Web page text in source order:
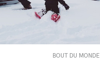
BOUT DU MONDE